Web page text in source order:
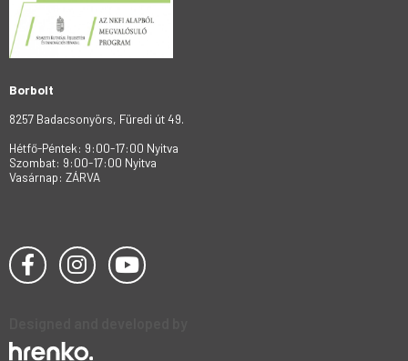
Borbolt
8257 Badacsonyörs, Füredi út 49.
Hétfő-Péntek: 9:00-17:00 Nyitva
Szombat: 9:00-17:00 Nyitva
Vasárnap: ZÁRVA